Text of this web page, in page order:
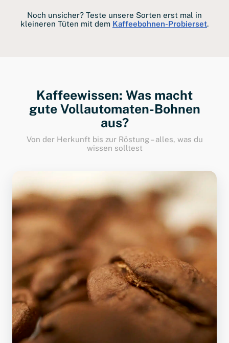
Noch unsicher? Teste unsere Sorten erst mal in
kleineren Tüten mit dem Kaffeebohnen-Probierset.
Kaffeewissen: Was macht
gute Vollautomaten-Bohnen
aus?
Von der Herkunft bis zur Röstung – alles, was du
wissen solltest